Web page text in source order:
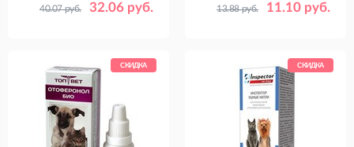
32.06 руб.
40.07 руб. 11.10 руб.
13.88 руб.
СКИДКА СКИДКА